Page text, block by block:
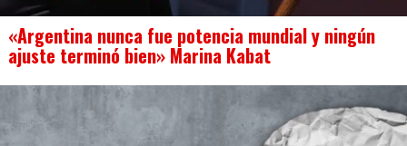
«Argentina nunca fue potencia mundial y ningún
ajuste terminó bien» Marina Kabat